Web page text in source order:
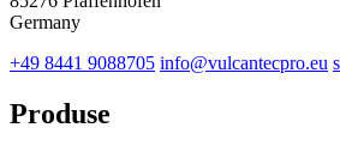
Germany
+49 8441 9088705 info@vulcantecpro.eu
Produse